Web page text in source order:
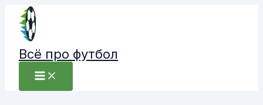
Перейти
содержимому
Всё про футбол